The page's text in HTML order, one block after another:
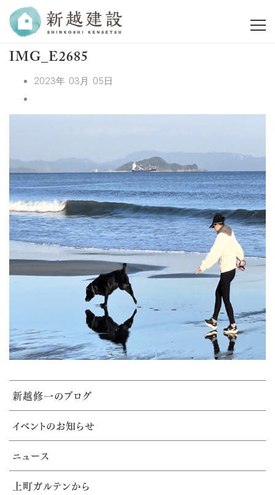
IMG_E2685
2023年 03月 05日
新越修一のブログ
イベントのお知らせ
ニュース
上町ガルテンから